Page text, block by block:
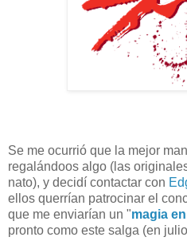
Se me ocurrió que la mejor
regalándoos algo (las
nato), y decidí contactar con
ellos querrían patrocinar el
que me enviarían un "magia
pronto como este salga (en